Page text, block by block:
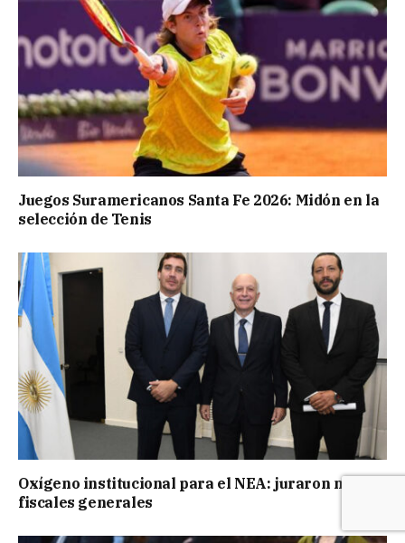
Juegos Suramericanos Santa Fe 2026: Midón en la
selección de Tenis
Oxígeno institucional para el NEA: juraron nuevos
fiscales generales